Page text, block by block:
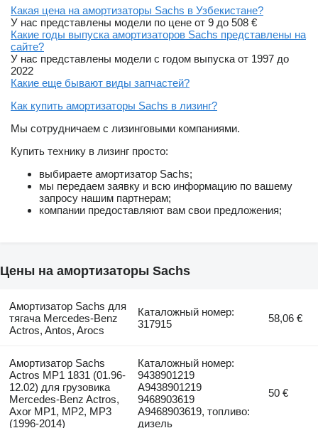
Какая цена на амортизаторы Sachs в Узбекистане?
У нас представлены модели по цене от 9 до 508 €
Какие годы выпуска амортизаторов Sachs представлены на
сайте?
У нас представлены модели с годом выпуска от 1997 до
2022
Какие еще бывают виды запчастей?
Как купить амортизаторы Sachs в лизинг?
Мы сотрудничаем с лизинговыми компаниями.
Купить технику в лизинг просто:
выбираете амортизатор Sachs;
мы передаем заявку и всю информацию по вашему
запросу нашим партнерам;
компании предоставляют вам свои предложения;
Цены на амортизаторы Sachs
Амортизатор Sachs для
тягача Mercedes-Benz
Actros, Antos, Arocs
Каталожный номер:
317915
58,06 €
Амортизатор Sachs
Actros MP1 1831 (01.96-
12.02) для грузовика
Mercedes-Benz Actros,
Axor MP1, MP2, MP3
(1996-2014)
Каталожный номер:
9438901219
A9438901219
9468903619
A9468903619, топливо:
дизель
50 €